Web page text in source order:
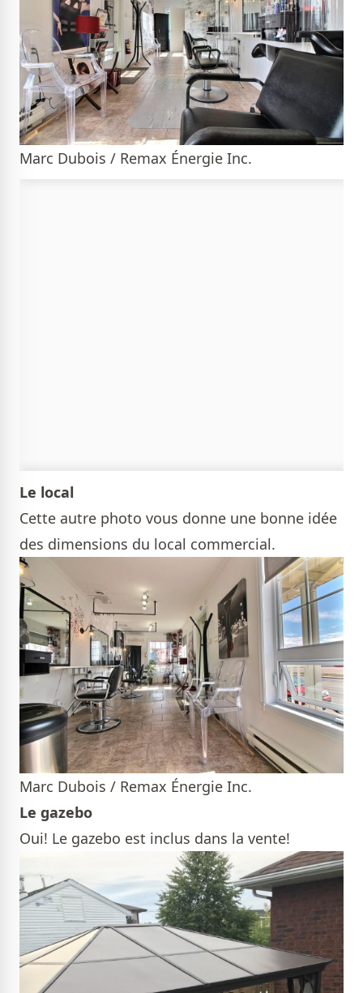
Marc Dubois / Remax Énergie Inc.
Le local
Cette autre photo vous donne une bonne idée
des dimensions du local commercial.
Marc Dubois / Remax Énergie Inc.
Le gazebo
Oui! Le gazebo est inclus dans la vente!